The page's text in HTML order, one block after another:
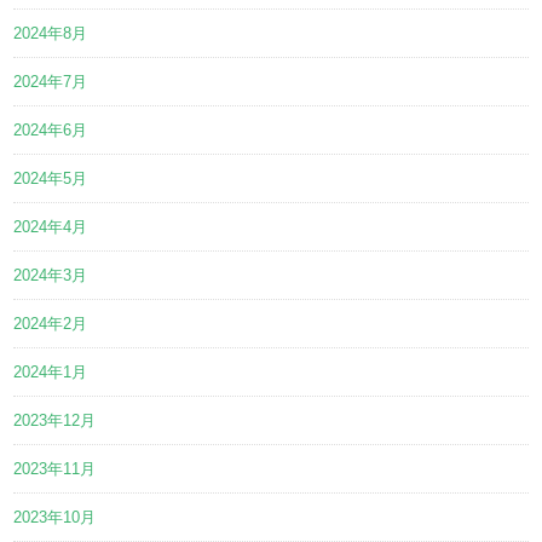
2024年8月
2024年7月
2024年6月
2024年5月
2024年4月
2024年3月
2024年2月
2024年1月
2023年12月
2023年11月
2023年10月